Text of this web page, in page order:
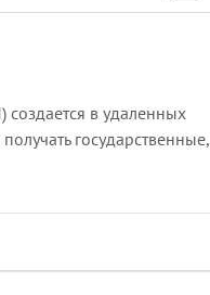
в удаленных
государственные,